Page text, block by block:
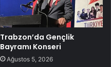
Trabzon’da Gençlik
Bayramı Konseri
Ağustos 5, 2026